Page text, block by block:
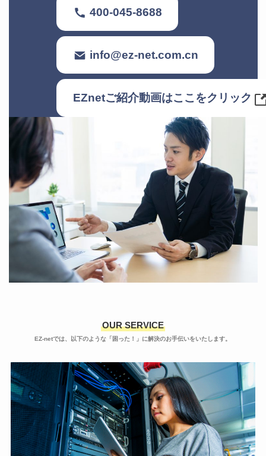
400-045-8688
info@ez-net.com.cn
EZnetご紹介動画はここをクリック
OUR SERVICE
EZ-netでは、以下のような「困った！」に解決のお手伝いをいたします。